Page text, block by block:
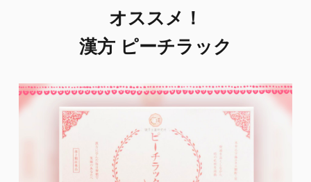
オススメ！
漢方 ピーチラック